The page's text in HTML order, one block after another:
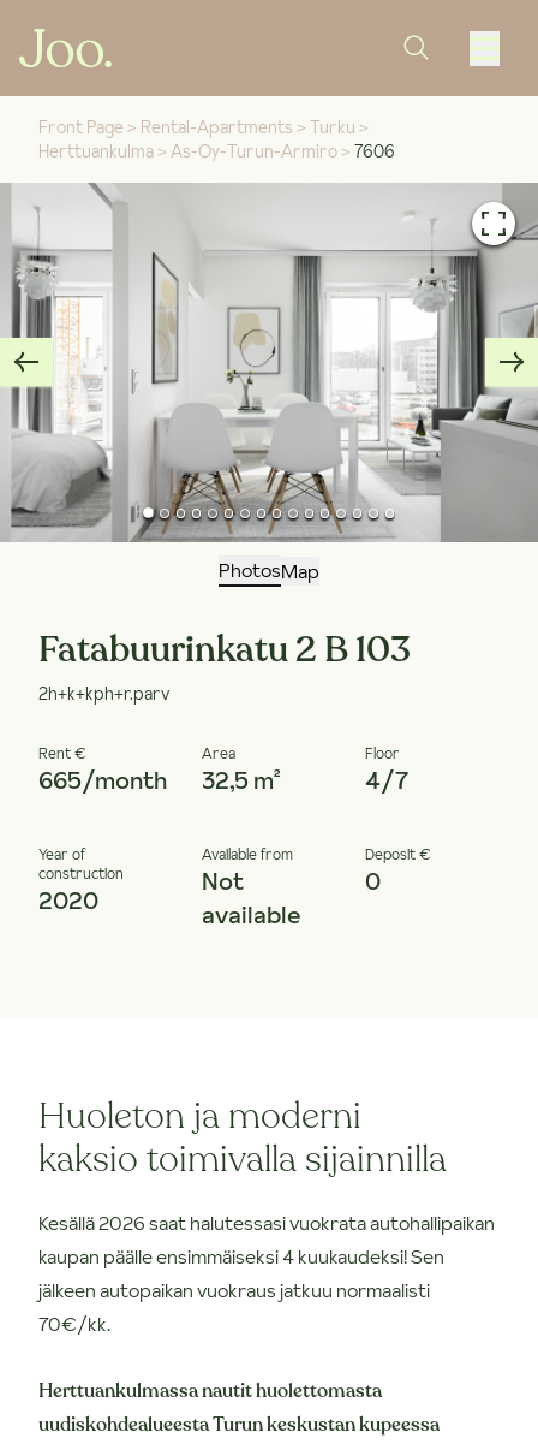
Front Page > Rental-Apartments > Turku >
Herttuankulma > As-Oy-Turun-Armiro > 7606
PhotosMap
Fatabuurinkatu 2 B 103
2h+k+kph+r.parv
Rent €
665/month
Area
32,5 m²
Floor
4/7
Year of
construction
2020
Available from
Not
available
Deposit €
0
Huoleton ja moderni
kaksio toimivalla sijainnilla
Kesällä 2026 saat halutessasi vuokrata autohallipaikan
kaupan päälle ensimmäiseksi 4 kuukaudeksi! Sen
jälkeen autopaikan vuokraus jatkuu normaalisti
70€/kk.
Herttuankulmassa nautit huolettomasta
uudiskohdealueesta Turun keskustan kupeessa